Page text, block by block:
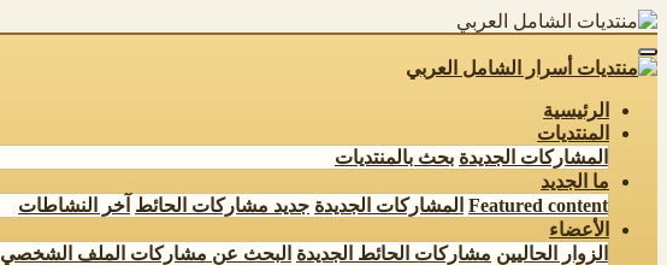
الرئيسية
المنتديات
المشاركات الجديدة بحث بالمنتديات
ما الجديد
Featured content المشاركات الجديدة جديد مشاركات الحائط آخر النشاطات
الأعضاء
الزوار الحاليين مشاركات الحائط الجديدة البحث عن مشاركات الملف الشخصي